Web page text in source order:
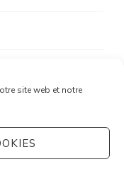
site web et notre